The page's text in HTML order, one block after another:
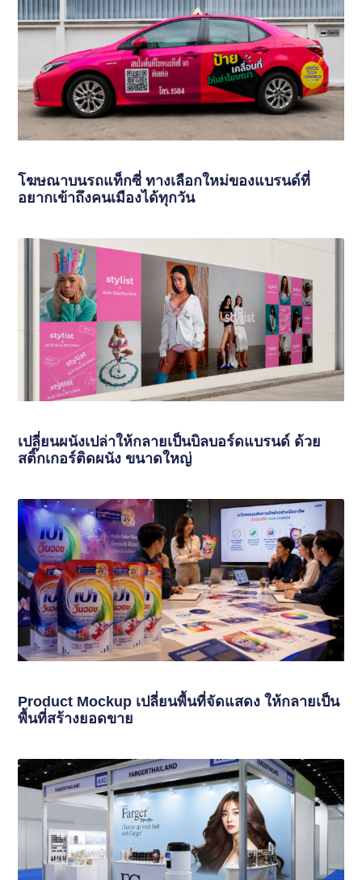
โฆษณาบนรถแท็กซี่ ทางเลือกใหม่ของแบรนด์ที่
อยากเข้าถึงคนเมืองได้ทุกวัน
เปลี่ยนผนังเปล่าให้กลายเป็นบิลบอร์ดแบรนด์ ด้วย
สติ๊กเกอร์ติดผนัง ขนาดใหญ่
Product Mockup เปลี่ยนพื้นที่จัดแสดง ให้กลายเป็น
พื้นที่สร้างยอดขาย